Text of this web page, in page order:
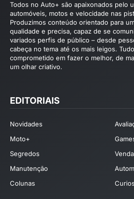
Todos no Auto+ são apaixonados pelo
automóveis, motos e velocidade nas
Produzimos conteúdo orientado para
qualidade e precisa, capaz de se
variados perfis de público – desde
cabeça no tema até os mais leigos.
comprometido em fazer o melhor, de
um olhar criativo.
EDITORIAIS
Novidades
Moto+
Segredos
Manutenção
Colunas